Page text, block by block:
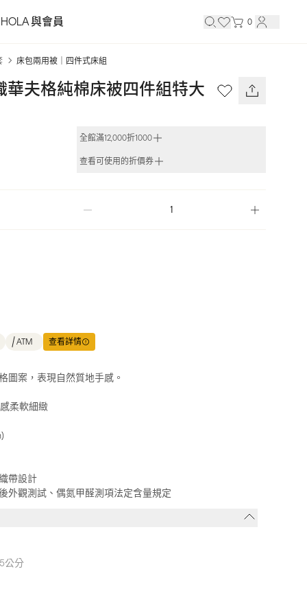
HOLA 與會員 0
床包兩用被｜四件式床組
華夫格純棉床被四件組特大
全館滿12,000折1000
查看可使用的折價券
ATM 查看詳情
圖案，表現自然質地手感。
柔軟細緻
帶設計
外觀測試、偶氮甲醛測項法定含量規定
公分